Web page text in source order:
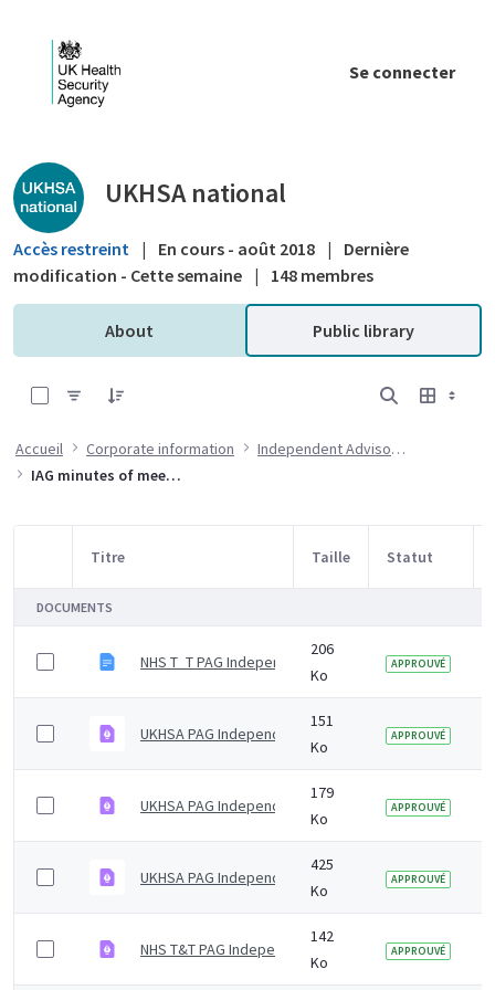
Se connecter
Public library - UKHSA national
UKHSA national
Accès restreint | En cours - août 2018 |
Dernière
modification - Cette semaine | 148 membres
About Public library
Accueil Corporate information
Independent Advisory Group
IAG minutes of meetings
Sélection d'article
Titre Taille Statut
DOCUMENTS
NHS T_T PAG Independent Advisory Group Summary
206
Ko
APPROUVÉ
UKHSA PAG Independent Advisory Group Summary
151
Ko
APPROUVÉ
UKHSA PAG Independent Advisory Group Summary
179
Ko
APPROUVÉ
UKHSA PAG Independent Advisory Group Summary
425
Ko
APPROUVÉ
NHS T&T PAG Independent Advisory Group
142
Ko
APPROUVÉ